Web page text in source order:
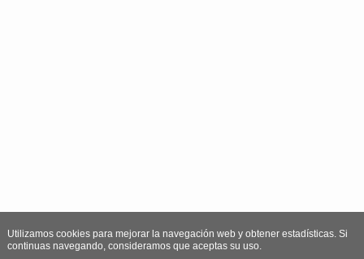
Utilizamos cookies para mejorar la navegación web y obtener estadísticas. Si
continuas navegando, consideramos que aceptas su uso.